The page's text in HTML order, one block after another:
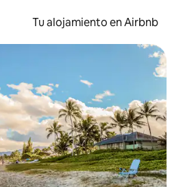
Tu alojamiento en Airbnb